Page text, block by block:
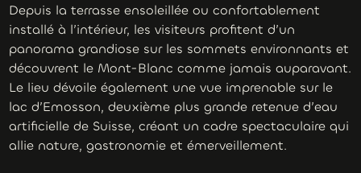
Depuis la terrasse ensoleillée ou confortablement
installé à l’intérieur, les visiteurs profitent d’un
panorama grandiose sur les sommets environnants et
découvrent le Mont-Blanc comme jamais auparavant.
Le lieu dévoile également une vue imprenable sur le
lac d’Emosson, deuxième plus grande retenue d’eau
artificielle de Suisse, créant un cadre spectaculaire qui
allie nature, gastronomie et émerveillement.